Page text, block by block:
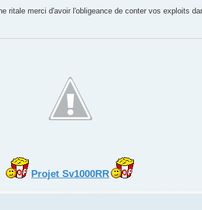
ritale merci d'avoir l'obligeance de conter vos exploits
Projet Sv1000RR